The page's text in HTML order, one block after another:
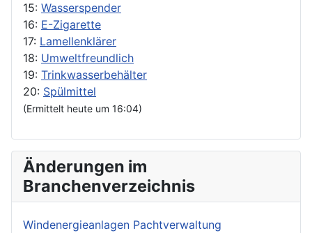
15: Wasserspender
16: E-Zigarette
17: Lamellenklärer
18: Umweltfreundlich
19: Trinkwasserbehälter
20: Spülmittel
(Ermittelt heute um 16:04)
Änderungen im
Branchenverzeichnis
Windenergieanlagen Pachtverwaltung